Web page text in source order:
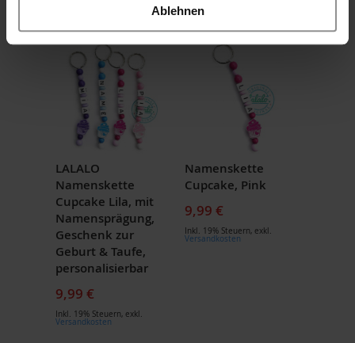
AblehnenInkl. 19% Steuern
LALALO
Namenskette
Cupcake Lila, mit
Namensprägung,
Geschenk zur
Geburt & Taufe,
personalisierbar
9,99 €
Inkl. 19% Steuern, exkl.
Versandkosten
Namenskette
Cupcake, Pink
9,99 €
Inkl. 19% Steuern, exkl.
Versandkosten